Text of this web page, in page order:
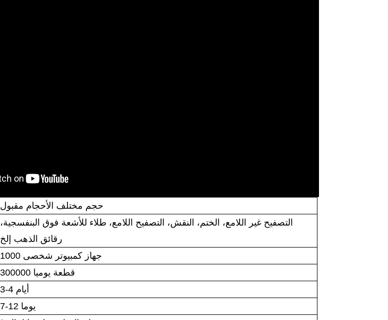
حجم مختلف الأحجام مقبول
التصفيح غير اللامع، الختم، النقش، التصفيح اللامع، طلاء للأشعة فوق البنفسجية،
رقائق الذهب إلخ
1000 جهاز كمبيوتر شخصى
300000 قطعة يوميا
3-4 أيام
7-12 يوما